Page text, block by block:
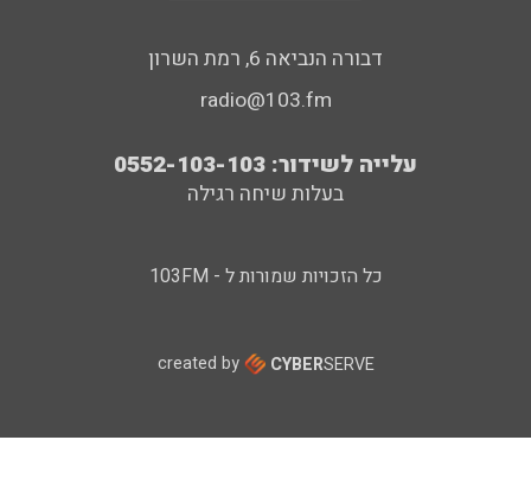
דבורה הנביאה 6, רמת השרון
radio@103.fm
עלייה לשידור: 0552-103-103
בעלות שיחה רגילה
כל הזכויות שמורות ל - 103FM
created by CYBERSERVE